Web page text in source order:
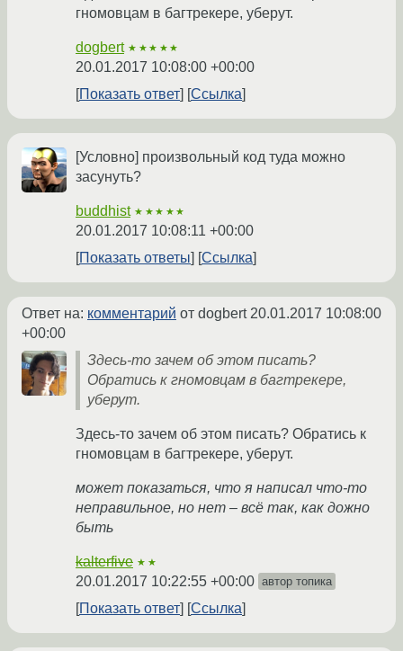
гномовцам в багтрекере, уберут.
dogbert ★★★★★
20.01.2017 10:08:00 +00:00
Показать ответ
Ссылка
[Условно] произвольный код туда можно
засунуть?
buddhist ★★★★★
20.01.2017 10:08:11 +00:00
Показать ответы
Ссылка
Ответ на: комментарий от dogbert20.01.2017 10:08:00
+00:00
Здесь-то зачем об этом писать?
Обратись к гномовцам в багтрекере,
уберут.
Здесь-то зачем об этом писать? Обратись к
гномовцам в багтрекере, уберут.
может показаться, что я написал что-то
неправильное, но нет – всё так, как дожно
быть
kalterfive ★★
20.01.2017 10:22:55 +00:00 автор топика
Показать ответ Ссылка